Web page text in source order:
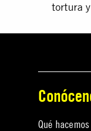
tortura
Qué hacemos